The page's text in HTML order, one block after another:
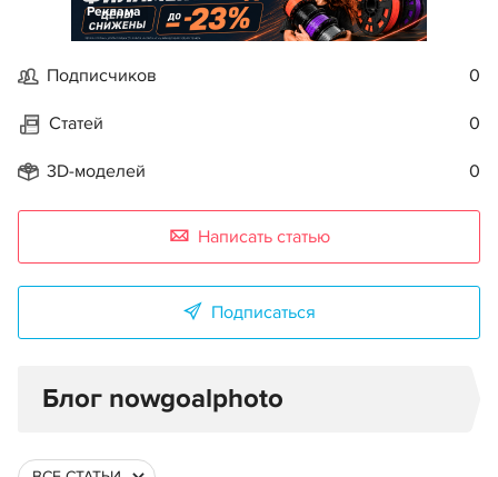
Реклама
Подписчиков 0
Статей 0
3D-моделей 0
Написать статью
Подписаться
Блог nowgoalphoto